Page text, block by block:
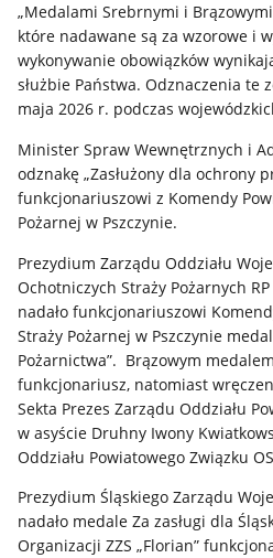
„Medalami Srebrnymi i Brązowymi
które nadawane są za wzorowe i
wykonywanie obowiązków
służbie Państwa. Odznaczenia te
maja 2026 r. podczas
Minister Spraw Wewnętrznych i
odznakę „Zasłużony dla ochrony
funkcjonariuszowi z Komendy
Pożarnej w Pszczynie.
Prezydium Zarządu Oddziału
Ochotniczych Straży Pożarnych
nadało funkcjonariuszowi
Straży Pożarnej w Pszczynie
Pożarnictwa”. Brązowym
funkcjonariusz, natomiast
Sekta Prezes Zarządu Oddziału
w asyście Druhny Iwony
Oddziału Powiatowego Związku
Prezydium Śląskiego Zarządu
nadało medale Za zasługi dla
Organizacji ZZS „Florian”